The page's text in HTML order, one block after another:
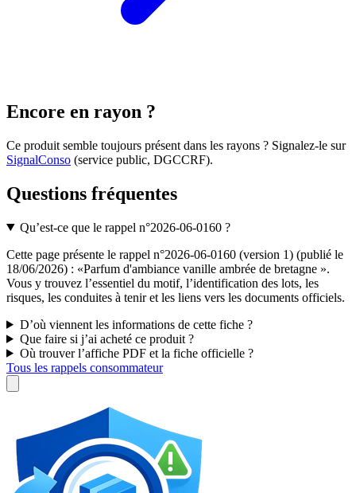
Encore en rayon ?
Ce produit semble toujours présent dans les rayons ? Signalez-le sur
SignalConso (service public, DGCCRF).
Questions fréquentes
Qu’est-ce que le rappel n°2026-06-0160 ?
Cette page présente le rappel n°2026-06-0160 (version 1) (publié le
18/06/2026) : «Parfum d'ambiance vanille ambrée de bretagne ».
Vous y trouvez l’essentiel du motif, l’identification des lots, les
risques, les conduites à tenir et les liens vers les documents officiels.
D’où viennent les informations de cette fiche ?
Que faire si j’ai acheté ce produit ?
Où trouver l’affiche PDF et la fiche officielle ?
Tous les rappels consommateur